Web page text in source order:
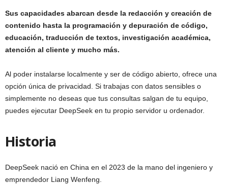
Sus capacidades abarcan desde la redacción y creación de
contenido hasta la programación y depuración de código,
educación, traducción de textos, investigación académica,
atención al cliente y mucho más.
Al poder instalarse localmente y ser de código abierto, ofrece una
opción única de privacidad. Si trabajas con datos sensibles o
simplemente no deseas que tus consultas salgan de tu equipo,
puedes ejecutar DeepSeek en tu propio servidor u ordenador.
Historia
DeepSeek nació en China en el 2023 de la mano del ingeniero y
emprendedor Liang Wenfeng.